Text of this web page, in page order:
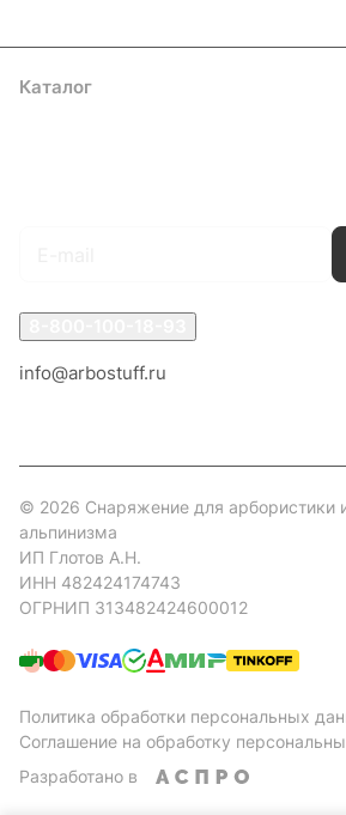
Каталог
info@arbostuff.ru
© 2026 Снаряжение для арбористики
альпинизма
ИП Глотов А.Н.
ИНН 482424174743
ОГРНИП 313482424600012
Политика обработки персональных
Соглашение на обработку
Разработано в